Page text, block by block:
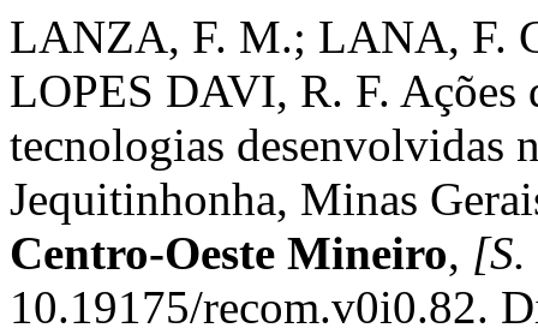
LANZA, F. M.; LANA, F.
LOPES DAVI, R. F. Ações
tecnologias desenvolvidas
Jequitinhonha, Minas
Centro-Oeste Mineiro,
10.19175/recom.v0i0.82.